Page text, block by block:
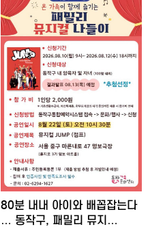
80분 내내 아이와 배꼽잡는다
… 동작구, 패밀리 뮤지…